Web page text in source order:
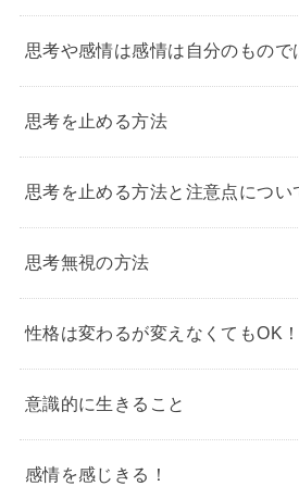
思考や感情は感情は自分のもので
思考を止める方法
思考を止める方法と注意点につい
思考無視の方法
性格は変わるが変えなくてもOK！
意識的に生きること
感情を感じきる！